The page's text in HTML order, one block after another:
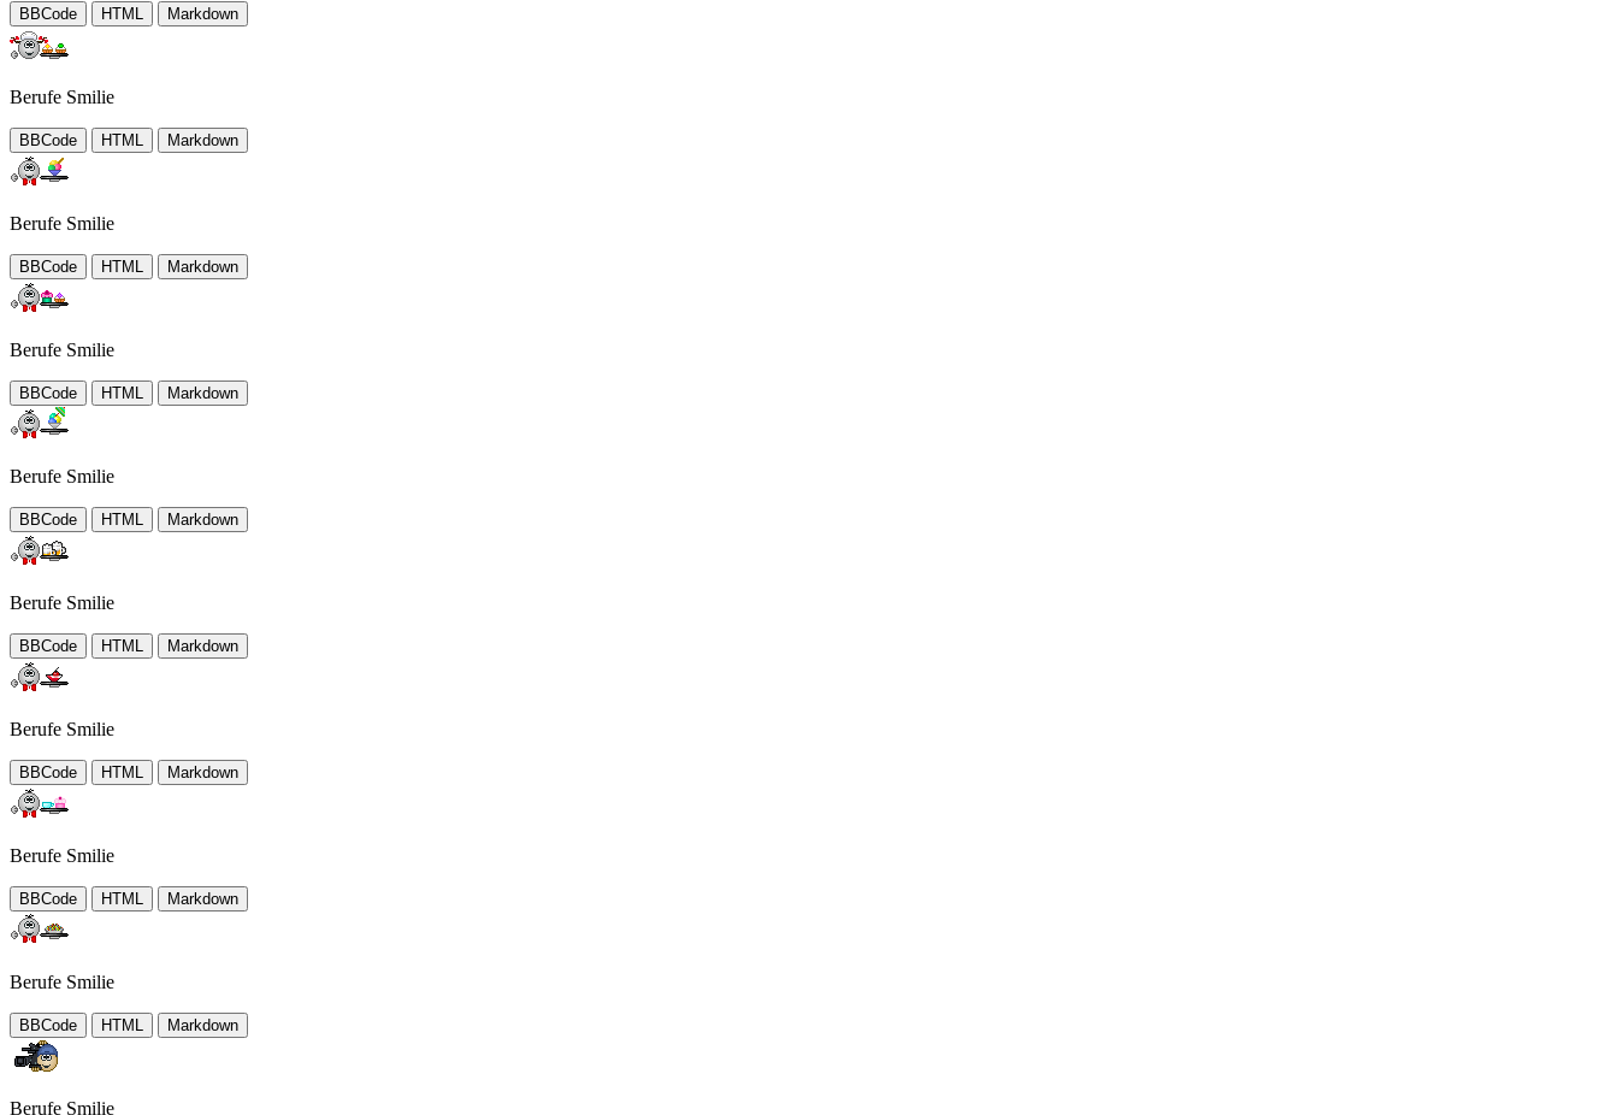
BBCode HTML Markdown
Berufe Smilie
BBCode HTML Markdown
Berufe Smilie
BBCode HTML Markdown
Berufe Smilie
BBCode HTML Markdown
Berufe Smilie
BBCode HTML Markdown
Berufe Smilie
BBCode HTML Markdown
Berufe Smilie
BBCode HTML Markdown
Berufe Smilie
BBCode HTML Markdown
Berufe Smilie
BBCode HTML Markdown
Berufe Smilie